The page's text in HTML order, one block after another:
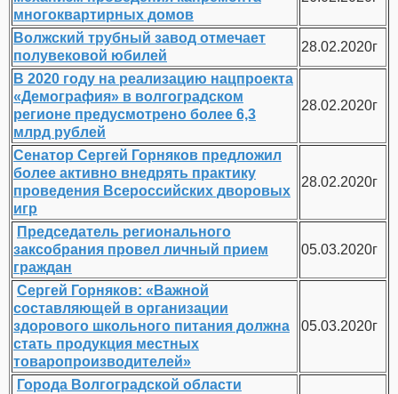
многоквартирных домов
Волжский трубный завод отмечает
полувековой юбилей
28.02.2020г
В 2020 году на реализацию нацпроекта
«Демография» в волгоградском
регионе предусмотрено более 6,3
млрд рублей
28.02.2020г
Сенатор Сергей Горняков предложил
более активно внедрять практику
проведения Всероссийских дворовых
игр
28.02.2020г
Председатель регионального
заксобрания провел личный прием
граждан
05.03.2020г
Сергей Горняков: «Важной
составляющей в организации
здорового школьного питания должна
стать продукция местных
товаропроизводителей»
05.03.2020г
Города Волгоградской области